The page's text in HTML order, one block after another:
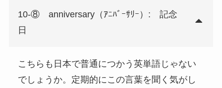
10-⑧ anniversary（ｱﾆﾊﾞｰｻﾘｰ）: 記念
日
こちらも日本で普通につかう英単語じゃない
でしょうか。定期的にこの言葉を聞く気がし